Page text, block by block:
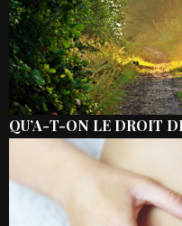
QU’A-T-ON LE DROIT